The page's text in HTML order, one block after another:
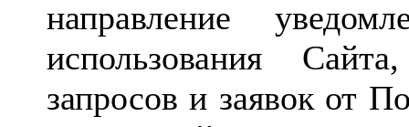
направление
использования
запросов и заявок от